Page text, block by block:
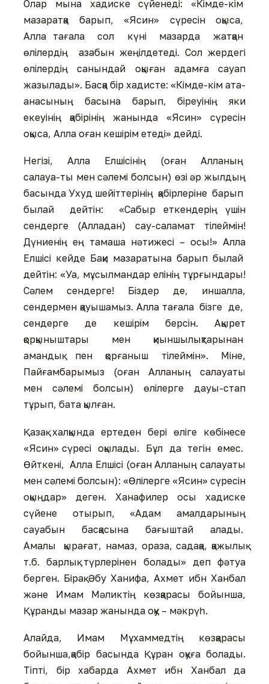
Олар мына хадиске сүйенеді: «Кімде-кім
мазаратқа барып, «Ясин» сүресін оқыса,
Алла тағала сол күні мазарда жатқан
өлілердің азабын жеңілдетеді. Сол жердегі
өлілердің санындай оқыған адамға сауап
жазылады». Басқа бір хадисте: «Кімде-кім ата-
анасының басына барып, біреуінің яки
екеуінің қабірінің жанында «Ясин» сүресін
оқыса, Алла оған кешірім етеді» дейді.
Негізі, Алла Елшісінің (оған Алланың
салауа-ты мен сәлемі болсын) өзі әр жылдың
басында Ухуд шейіттерінің қабірлеріне барып
былай дейтін: «Сабыр еткендерің үшін
сендерге (Алладан) сау-саламат тілеймін!
Дүниенің ең тамаша нәтижесі – осы!» Алла
Елшісі кейде Бақи мазаратына барып былай
дейтін: «Уа, мұсылмандар елінің тұрғындары!
Сәлем сендерге! Біздер де, иншалла,
сендермен қауышамыз. Алла тағала бізге де,
сендерге де кешірім берсін. Ақырет
қорқыныштары мен қиыншылықтарынан
амандық пен қорғаныш тілеймін». Міне,
Пайғамбарымыз (оған Алланың салауаты
мен сәлемі болсын) өлілерге дауы-стап
тұрып, бата қылған.
Қазақ халқында ертеден бері өліге көбінесе
«Ясин» сүресі оқылады. Бұл да тегін емес.
Өйткені, Алла Елшісі (оған Алланың салауаты
мен сәлемі болсын): «Өлілерге «Ясин» сүресін
оқыңдар» деген. Ханафилер осы хадиске
сүйене отырып, «Адам амалдарының
сауабын басқасына бағыштай алады.
Амалы қырағат, намаз, ораза, садақа, қажылық
т.б. барлық түрлерінен болады» деп фәтуа
берген. Бірақ Әбу Ханифа, Ахмет ибн Ханбал
және Имам Мәликтің көзқарасы бойынша,
Құранды мазар жанында оқу – мәкрүһ.
Алайда, Имам Мұхаммедтің көзқарасы
бойынша,қабір басында Құран оқуға болады.
Тіпті, бір хабарда Ахмет ибн Ханбал да